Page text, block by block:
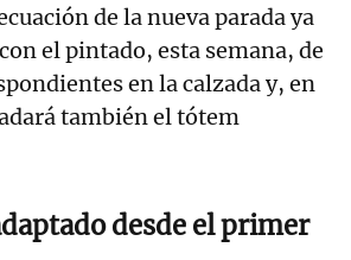
de la nueva parada ya
el pintado, esta semana, de
en la calzada y, en
también el tótem
desde el primer